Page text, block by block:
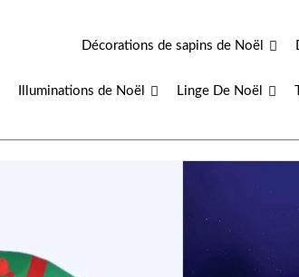
Décorations de sapins de Noël
Illuminations de Noël Linge De Noël